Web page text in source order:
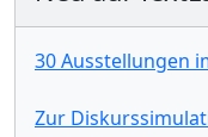
30 Ausstellungen
Zur